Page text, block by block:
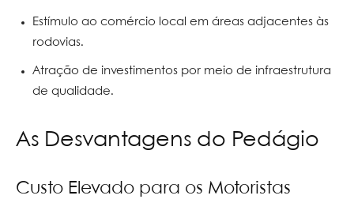
Estímulo ao comércio local em áreas adjacentes às
rodovias.
Atração de investimentos por meio de infraestrutura
de qualidade.
As Desvantagens do Pedágio
Custo Elevado para os Motoristas